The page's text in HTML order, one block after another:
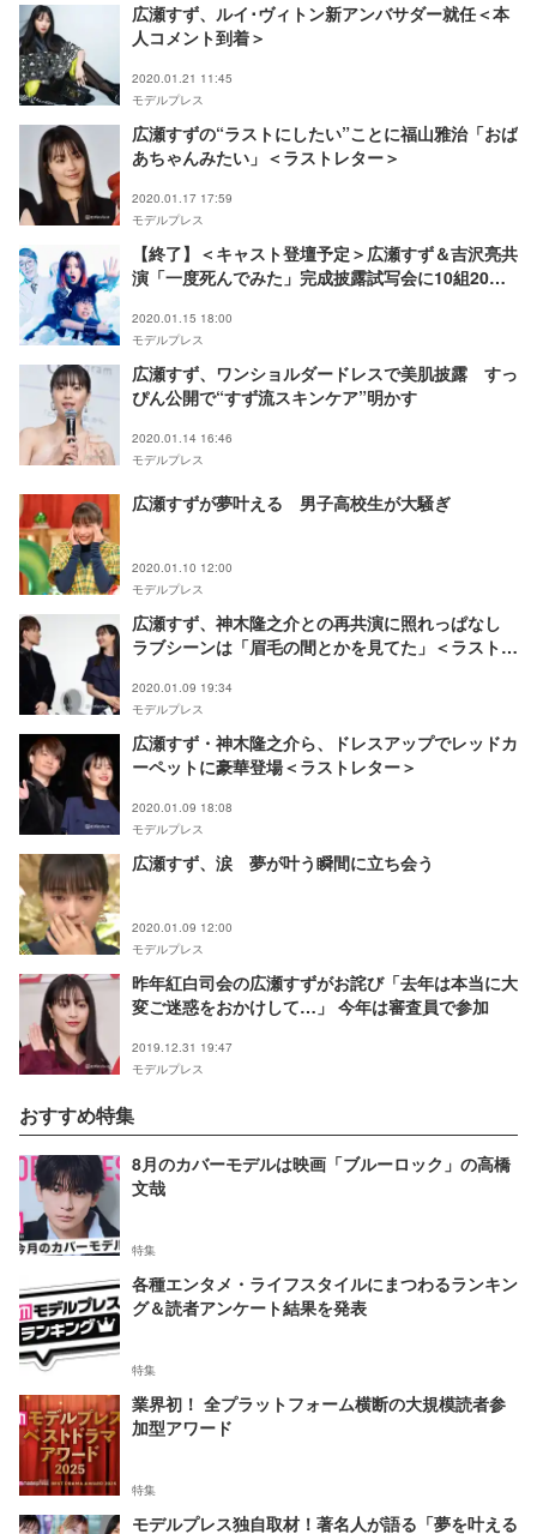
広瀬すず、ルイ･ヴィトン新アンバサダー就任＜本
人コメント到着＞
2020.01.21 11:45
モデルプレス
広瀬すずの“ラストにしたい”ことに福山雅治「おば
あちゃんみたい」＜ラストレター＞
2020.01.17 17:59
モデルプレス
【終了】＜キャスト登壇予定＞広瀬すず＆吉沢亮共
演「一度死んでみた」完成披露試写会に10組20名
2020.01.15 18:00
モデルプレス
広瀬すず、ワンショルダードレスで美肌披露 すっ
ぴん公開で“すず流スキンケア”明かす
2020.01.14 16:46
モデルプレス
広瀬すずが夢叶える 男子高校生が大騒ぎ
2020.01.10 12:00
モデルプレス
広瀬すず、神木隆之介との再共演に照れっぱなし
ラブシーンは「眉毛の間とかを見てた」＜ラストレ
2020.01.09 19:34
モデルプレス
広瀬すず・神木隆之介ら、ドレスアップでレッドカ
ーペットに豪華登場＜ラストレター＞
2020.01.09 18:08
モデルプレス
広瀬すず、涙 夢が叶う瞬間に立ち会う
2020.01.09 12:00
モデルプレス
昨年紅白司会の広瀬すずがお詫び「去年は本当に大
変ご迷惑をおかけして…」 今年は審査員で参加
2019.12.31 19:47
モデルプレス
おすすめ特集
8月のカバーモデルは映画「ブルーロック」の高橋
文哉
特集
各種エンタメ・ライフスタイルにまつわるランキン
グ＆読者アンケート結果を発表
特集
業界初！ 全プラットフォーム横断の大規模読者参
加型アワード
特集
モデルプレス独自取材！著名人が語る「夢を叶える